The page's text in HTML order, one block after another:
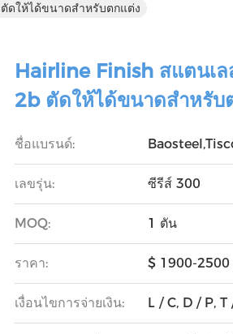
ดให้ได้ขนาดสำหรับตกแต่ง
Hairline Finish สแตนเ
2b ตัดให้ได้ขนาดสำหรับ
ชื่อแบรนด์:
เลขรุ่น: ซีรีส์ 300
MOQ: 1 ตัน
ราคา: $ 1900-
เงื่อนไขการจ่ายเงิน: L / C, D / P,